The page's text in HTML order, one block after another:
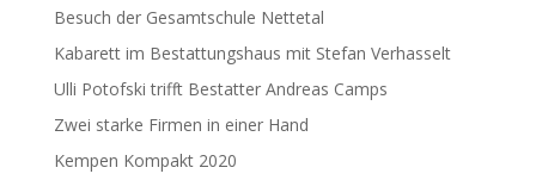
Besuch der Gesamtschule Nettetal
Kabarett im Bestattungshaus mit Stefan Verhasselt
Ulli Potofski trifft Bestatter Andreas Camps
Zwei starke Firmen in einer Hand
Kempen Kompakt 2020